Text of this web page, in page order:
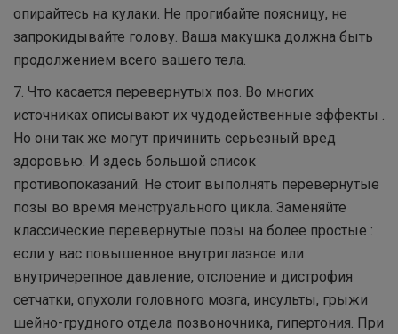
опирайтесь на кулаки. Не прогибайте поясницу, не
запрокидывайте голову. Ваша макушка должна быть
продолжением всего вашего тела.
7. Что касается перевернутых поз. Во многих
источниках описывают их чудодейственные эффекты .
Но они так же могут причинить серьезный вред
здоровью. И здесь большой список
противопоказаний. Не стоит выполнять перевернутые
позы во время менструального цикла. Заменяйте
классические перевернутые позы на более простые :
если у вас повышенное внутриглазное или
внутричерепное давление, отслоение и дистрофия
сетчатки, опухоли головного мозга, инсульты, грыжи
шейно-грудного отдела позвоночника, гипертония. При